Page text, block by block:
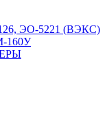
ЭО-5221 (ВЭКС)
160У